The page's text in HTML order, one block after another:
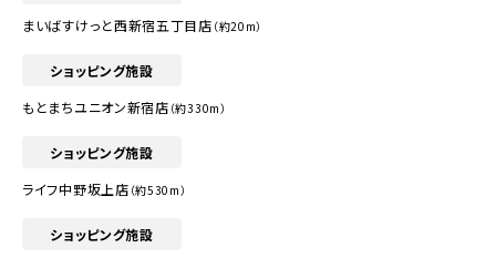
まいばすけっと西新宿五丁目店 （約20m）
ショッピング施設
もとまちユニオン新宿店 （約330m）
ショッピング施設
ライフ中野坂上店 （約530m）
ショッピング施設